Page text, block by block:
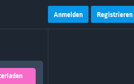
Anmelden Registrieren